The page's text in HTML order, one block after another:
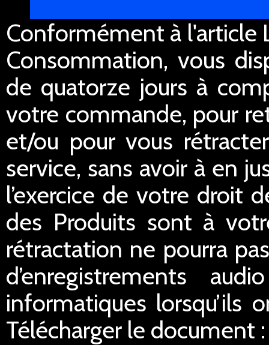
Conformément à l'article
Consommation, vous
de quatorze jours à
votre commande, pour
et/ou pour vous
service, sans avoir à en
l’exercice de votre droit
des Produits sont à
rétractation ne pourra
d’enregistrements
informatiques lorsqu’ils
Télécharger le document